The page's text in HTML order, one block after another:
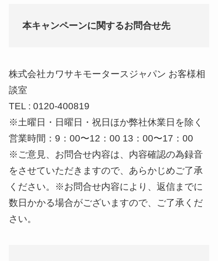
本キャンペーンに関するお問合せ先
株式会社カワサキモータースジャパン お客様相
談室
TEL : 0120-400819
※土曜日・日曜日・祝日ほか弊社休業日を除く
営業時間：9：00〜12：00 13：00〜17：00
※ご意見、お問合せ内容は、内容確認の為録音
をさせていただきますので、あらかじめご了承
ください。※お問合せ内容により、返信までに
数日かかる場合がございますので、ご了承くだ
さい。